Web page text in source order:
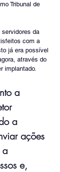
Tribunal de
da
com a
já era possível
através do
implantado.
a
a
ações
a
e,